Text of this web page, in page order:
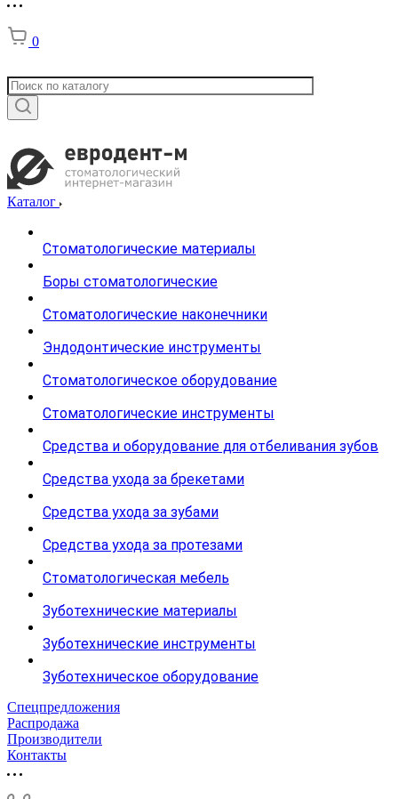
0
Каталог
Стоматологические материалы
Боры стоматологические
Стоматологические наконечники
Эндодонтические инструменты
Стоматологическое оборудование
Стоматологические инструменты
Средства и оборудование для отбеливания зубов
Средства ухода за брекетами
Средства ухода за зубами
Средства ухода за протезами
Стоматологическая мебель
Зуботехнические материалы
Зуботехнические инструменты
Зуботехническое оборудование
Спецпредложения
Распродажа
Производители
Контакты